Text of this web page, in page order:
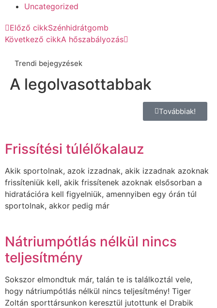
Uncategorized
Előző cikkSzénhidrátgomb
Következő cikkA hőszabályozás
Trendi bejegyzések
A legolvasottabbak
Továbbiak!
Frissítési túlélőkalauz
Akik sportolnak, azok izzadnak, akik izzadnak azoknak
frissíteniük kell, akik frissítenek azoknak elsősorban a
hidratációra kell figyelniük, amennyiben egy órán túl
sportolnak, akkor pedig már
Nátriumpótlás nélkül nincs
teljesítmény
Sokszor elmondtuk már, talán te is találkoztál vele,
hogy nátriumpótlás nélkül nincs teljesítmény! Tiger
Zoltán sporttársunkon keresztül jutottunk el Drabik